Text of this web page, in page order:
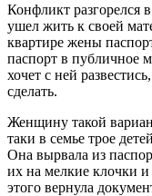
Конфликт разгорелся
ушел жить к своей
квартире жены
паспорт в публичное
хочет с ней
сделать.
Женщину такой
таки в семье трое
Она вырвала из
их на мелкие клочки
этого вернула